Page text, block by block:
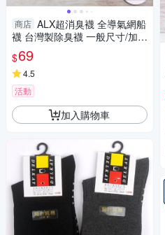
商店 ALX超消臭襪 全導氣網船
襪 台灣製除臭襪 一般尺寸/加大
尺寸 隱形襪【DK大王】
$69
4.5
活動
加入購物車